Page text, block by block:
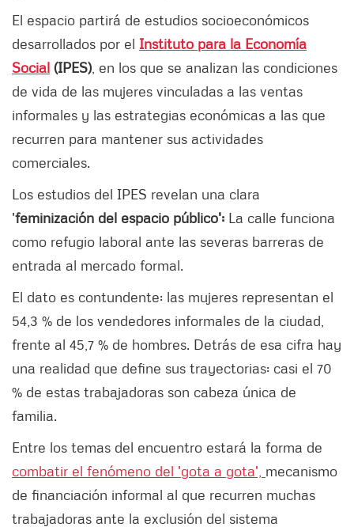
El espacio partirá de estudios socioeconómicos
desarrollados por el Instituto para la Economía
Social (IPES) , en los que se analizan las condiciones
de vida de las mujeres vinculadas a las ventas
informales y las estrategias económicas a las que
recurren para mantener sus actividades
comerciales.
Los estudios del IPES revelan una clara
'feminización del espacio público': La calle funciona
como refugio laboral ante las severas barreras de
entrada al mercado formal.
El dato es contundente: las mujeres representan el
54,3 % de los vendedores informales de la ciudad,
frente al 45,7 % de hombres. Detrás de esa cifra hay
una realidad que define sus trayectorias: casi el 70
% de estas trabajadoras son cabeza única de
familia.
Entre los temas del encuentro estará la forma de
combatir el fenómeno del 'gota a gota', mecanismo
de financiación informal al que recurren muchas
trabajadoras ante la exclusión del sistema